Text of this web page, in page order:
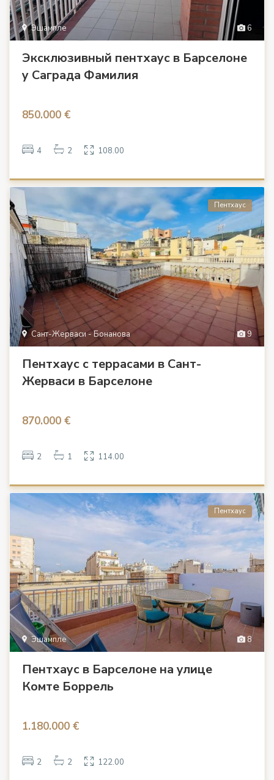
6
Эшампле
Эксклюзивный пентхаус в Барселоне
у Саграда Фамилия
850.000 €
4 2 108.00
9
Сант-Жерваси - Бонанова
Пентхаус
Пентхаус с террасами в Сант-
Жерваси в Барселоне
870.000 €
2 1 114.00
8
Эшампле
Пентхаус
Пентхаус в Барселоне на улице
Комте Боррель
1.180.000 €
2 2 122.00